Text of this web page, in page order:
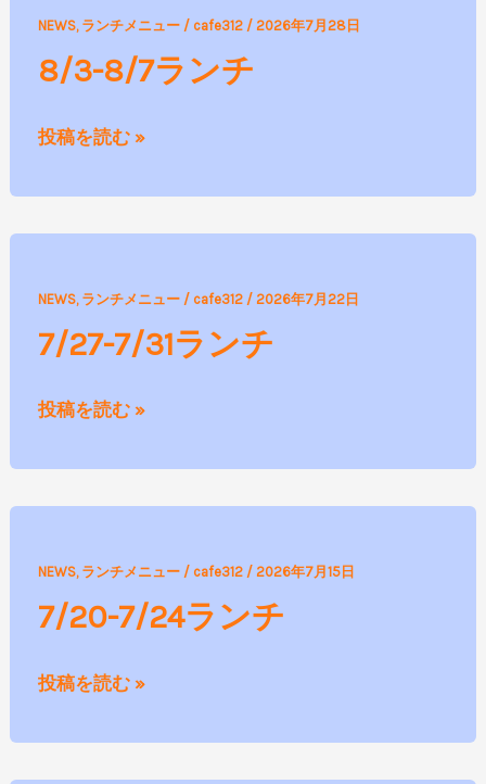
NEWS, ランチメニュー/ cafe312 / 2026年7月28日
8/3-8/7ランチ
8/7
ラ
チ
投稿を読む »
NEWS, ランチメニュー/ cafe312 / 2026年7月22日
7/27-7/31ランチ
7/31
ラ
チ
投稿を読む »
NEWS, ランチメニュー/ cafe312 / 2026年7月15日
7/20-7/24ランチ
7/24
ラ
チ
投稿を読む »